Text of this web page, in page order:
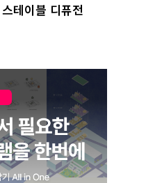
테이블 디퓨전